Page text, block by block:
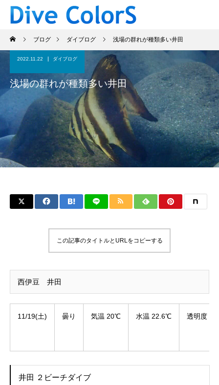
ブログ ダイブログ 浅場の群れが種類多い井田
2022.11.22 ダイブログ
浅場の群れが種類多い井田
この記事のタイトルとURLをコピーする
西伊豆 井田
11/19(土) 曇り 気温 20℃ 水温 22.6℃ 透明度 10
井田 ２ビーチダイブ